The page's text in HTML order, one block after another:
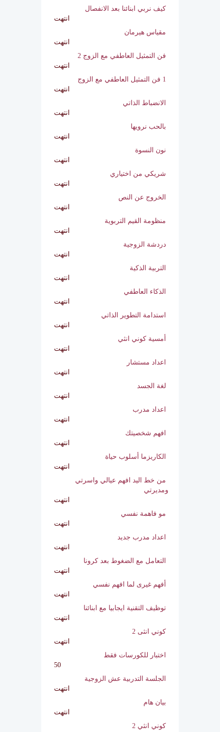
ادارة الغضب
انتهت
كيف نربي ابنائنا بعد الانفصال
انتهت
مقياس هيرمان
انتهت
فن التمثيل العاطفي مع الزوج 2
انتهت
1 فن التمثيل العاطفي مع الزوج
انتهت
الانضباط الذاتي
انتهت
بالحب نرويها
انتهت
نون النسوة
انتهت
شريكي من اختياري
انتهت
الخروج عن النص
انتهت
منظومة القيم التربوية
انتهت
دردشة الزوجية
انتهت
التربية الذكية
انتهت
الذكاء العاطفي
انتهت
استدامة التطوير الذاتي
انتهت
أمسية كوني انثي
انتهت
اعداد مستشار
انتهت
لغة الجسد
انتهت
اعداد مدرب
انتهت
افهم شخصيتك
انتهت
الكاريزما أسلوب حياة
ومديرتي
انتهت
مو فاهمة نفسي
انتهت
اعداد مدرب جديد
انتهت
التعامل مع الضغوط بعد كرونا
انتهت
أفهم غيرى لما افهم نفسي
انتهت
توظيف التقنية ايجابيا مع ابنائنا
انتهت
كوني انثى 2
انتهت
اختبار للكورسات فقط
50
الجلسة التدربية عش الزوجية
انتهت
بيان هام